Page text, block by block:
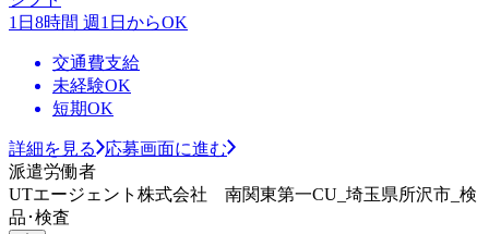
1日8時間 週1日からOK
交通費支給
未経験OK
短期OK
詳細を見る
応募画面に進む
派遣労働者
UTエージェント株式会社 南関東第一CU_埼玉県所沢市_検
品･検査